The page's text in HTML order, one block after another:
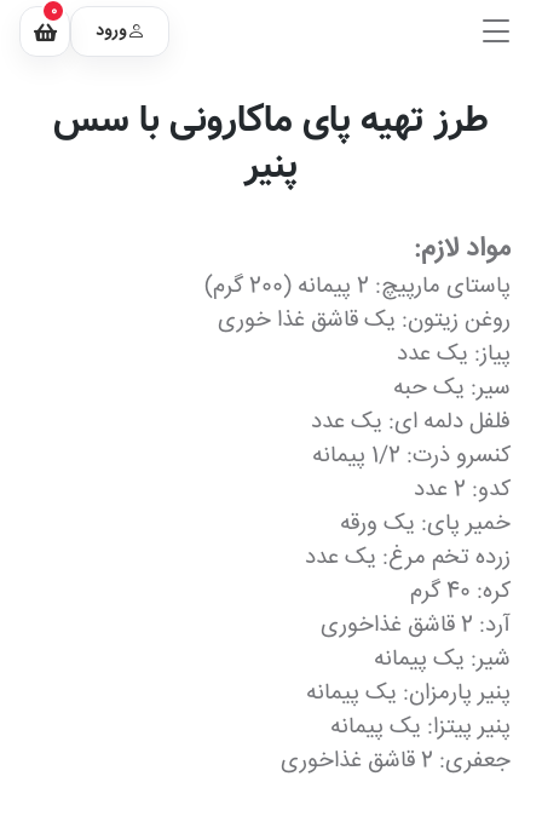
ورود
0
طرز تهیه پای ماکارونی با سس
پنیر
مواد لازم:
پاستای مارپیچ: 2 پیمانه (200 گرم)
روغن زیتون: یک قاشق غذا خوری
پیاز: یک عدد
سیر: یک حبه
فلفل دلمه ای: یک عدد
کنسرو ذرت: 1/2 پیمانه
کدو: 2 عدد
خمیر پای: یک ورقه
زرده تخم مرغ: یک عدد
کره: 40 گرم
آرد: 2 قاشق غذاخوری
شیر: یک پیمانه
پنیر پارمزان: یک پیمانه
پنیر پیتزا: یک پیمانه
جعفری: 2 قاشق غذاخوری